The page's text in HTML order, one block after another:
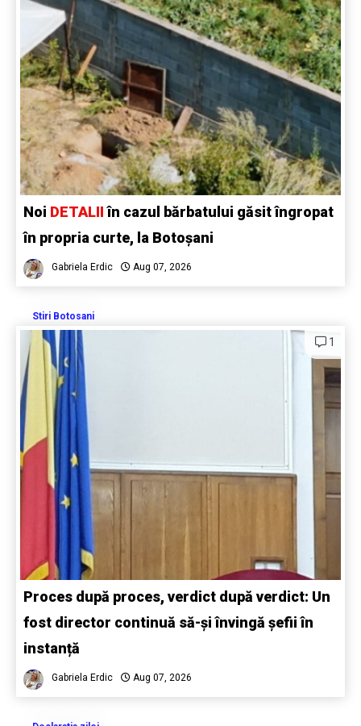
Noi DETALIIîn cazul bărbatului găsit îngropat
în propria curte, la Botoșani
Gabriela Erdic Aug 07, 2026
Stiri Botosani
1
Proces după proces, verdict după verdict: Un
fost director continuă să-și învingă șefii în
instanță
Gabriela Erdic Aug 07, 2026